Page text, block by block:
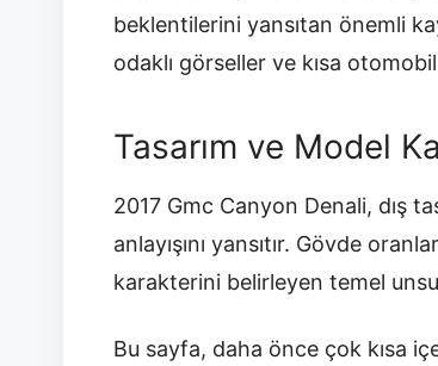
beklentilerini yansıtan önemli
odaklı görseller ve kısa
Tasarım ve Model
2017 Gmc Canyon Denali, dış
anlayışını yansıtır. Gövde
karakterini belirleyen temel
Bu sayfa, daha önce çok kısa